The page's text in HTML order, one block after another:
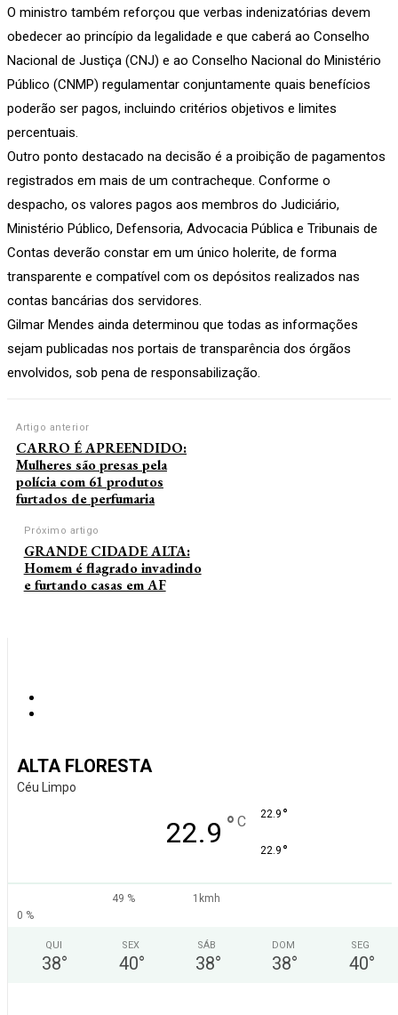
O ministro também reforçou que verbas indenizatórias devem
obedecer ao princípio da legalidade e que caberá ao Conselho
Nacional de Justiça (CNJ) e ao Conselho Nacional do Ministério
Público (CNMP) regulamentar conjuntamente quais benefícios
poderão ser pagos, incluindo critérios objetivos e limites
percentuais.
Outro ponto destacado na decisão é a proibição de pagamentos
registrados em mais de um contracheque. Conforme o
despacho, os valores pagos aos membros do Judiciário,
Ministério Público, Defensoria, Advocacia Pública e Tribunais de
Contas deverão constar em um único holerite, de forma
transparente e compatível com os depósitos realizados nas
contas bancárias dos servidores.
Gilmar Mendes ainda determinou que todas as informações
sejam publicadas nos portais de transparência dos órgãos
envolvidos, sob pena de responsabilização.
Artigo anterior
CARRO É APREENDIDO:
Mulheres são presas pela
polícia com 61 produtos
furtados de perfumaria
Próximo artigo
GRANDE CIDADE ALTA:
Homem é flagrado invadindo
e furtando casas em AF
ALTA FLORESTA
Céu Limpo
22.9 ° C 22.9 °
22.9 °
49 %
1kmh
0 %
QUI
38°
SEX
40°
SÁB
38°
DOM
38°
SEG
40°